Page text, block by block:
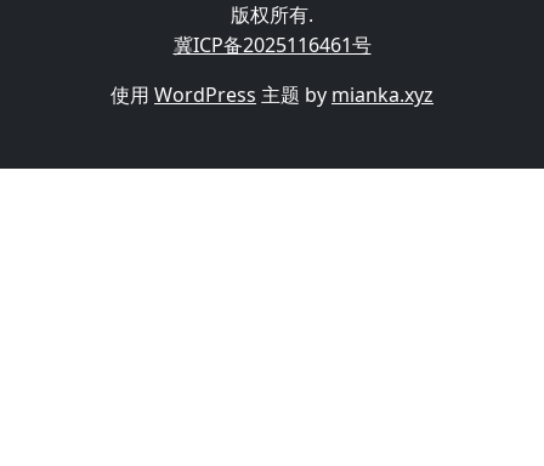
版权所有.
冀ICP备2025116461号
使用 WordPress 主题 by mianka.xyz